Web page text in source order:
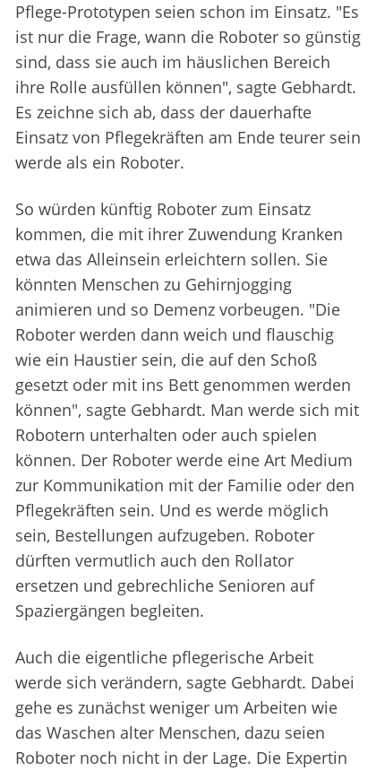
Pflege-Prototypen seien schon im Einsatz. "Es
ist nur die Frage, wann die Roboter so günstig
sind, dass sie auch im häuslichen Bereich
ihre Rolle ausfüllen können", sagte Gebhardt.
Es zeichne sich ab, dass der dauerhafte
Einsatz von Pflegekräften am Ende teurer sein
werde als ein Roboter.
So würden künftig Roboter zum Einsatz
kommen, die mit ihrer Zuwendung Kranken
etwa das Alleinsein erleichtern sollen. Sie
könnten Menschen zu Gehirnjogging
animieren und so Demenz vorbeugen. "Die
Roboter werden dann weich und flauschig
wie ein Haustier sein, die auf den Schoß
gesetzt oder mit ins Bett genommen werden
können", sagte Gebhardt. Man werde sich mit
Robotern unterhalten oder auch spielen
können. Der Roboter werde eine Art Medium
zur Kommunikation mit der Familie oder den
Pflegekräften sein. Und es werde möglich
sein, Bestellungen aufzugeben. Roboter
dürften vermutlich auch den Rollator
ersetzen und gebrechliche Senioren auf
Spaziergängen begleiten.
Auch die eigentliche pflegerische Arbeit
werde sich verändern, sagte Gebhardt. Dabei
gehe es zunächst weniger um Arbeiten wie
das Waschen alter Menschen, dazu seien
Roboter noch nicht in der Lage. Die Expertin